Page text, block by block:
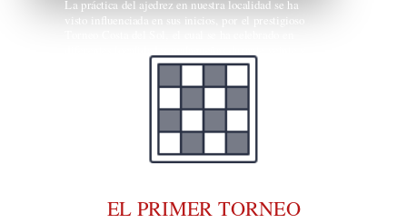
La práctica del ajedrez en nuestra localidad se ha
visto influenciada en sus inicios, por el prestigioso
seis ediciones (1961 – 1987), salvo en 1982
EL PRIMER TORNEO